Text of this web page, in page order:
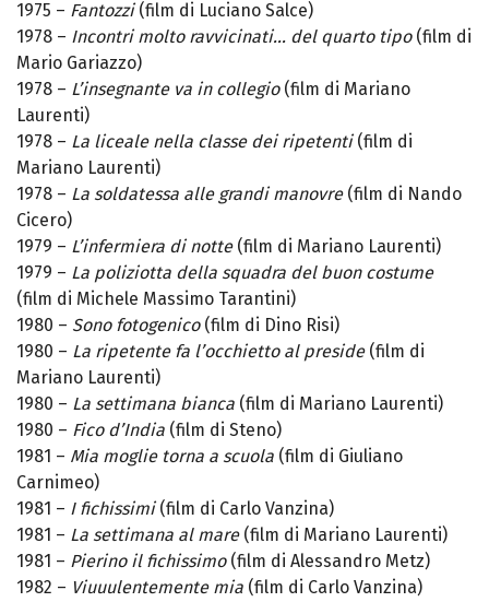
1975 – Fantozzi(film di Luciano Salce)
1978 – Incontri molto ravvicinati… del quarto tipo(film di
Mario Gariazzo)
1978 – L’insegnante va in collegio(film di Mariano
Laurenti)
1978 – La liceale nella classe dei ripetenti(film di
Mariano Laurenti)
1978 – La soldatessa alle grandi manovre(film di Nando
Cicero)
1979 – L’infermiera di notte(film di Mariano Laurenti)
1979 – La poliziotta della squadra del buon costume
(film di Michele Massimo Tarantini)
1980 – Sono fotogenico(film di Dino Risi)
1980 – La ripetente fa l’occhietto al preside(film di
Mariano Laurenti)
1980 – La settimana bianca (film di Mariano Laurenti)
1980 – Fico d’India (film di Steno)
1981 – Mia moglie torna a scuola (film di Giuliano
Carnimeo)
1981 – I fichissimi(film di Carlo Vanzina)
1981 – La settimana al mare(film di Mariano Laurenti)
1981 – Pierino il fichissimo (film di Alessandro Metz)
1982 – Viuuulentemente mia (film di Carlo Vanzina)